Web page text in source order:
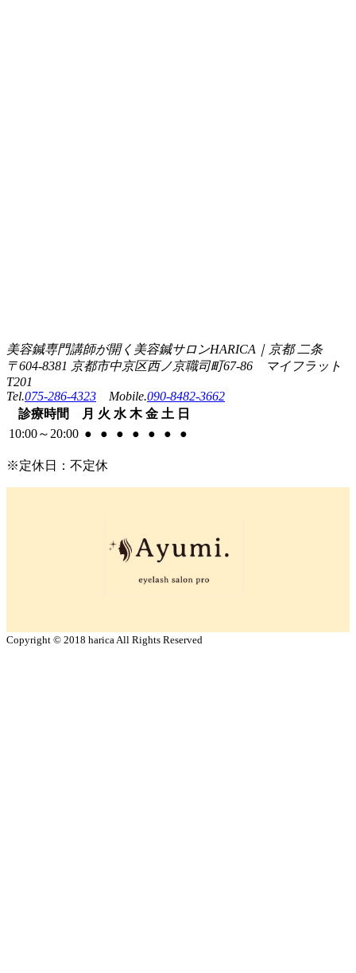
美容鍼専門講師が開く美容鍼サロンHARICA｜京都 二条
〒604-8381 京都市中京区西ノ京職司町67-86 マイフラット
T201
Tel.075-286-4323 Mobile.090-8482-3662
診療時間 月 火 水 木 金 土 日
10:00～ 20:00 ● ● ● ● ● ● ●
※定休日：不定休
Copyright © 2018 harica All Rights Reserved